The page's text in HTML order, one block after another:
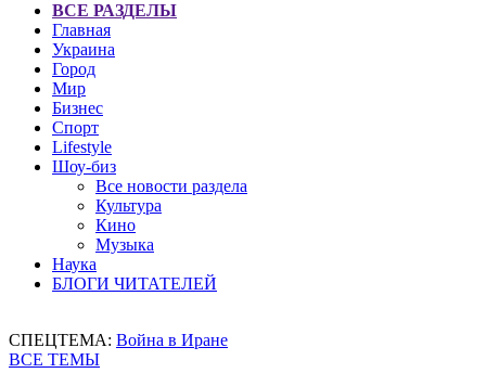
ВСЕ РАЗДЕЛЫ
Главная
Украина
Город
Мир
Бизнес
Спорт
Lifestyle
Шоу-биз
Все новости раздела
Культура
Кино
Музыка
Наука
БЛОГИ ЧИТАТЕЛЕЙ
СПЕЦТЕМА: Война в Иране
ВСЕ ТЕМЫ